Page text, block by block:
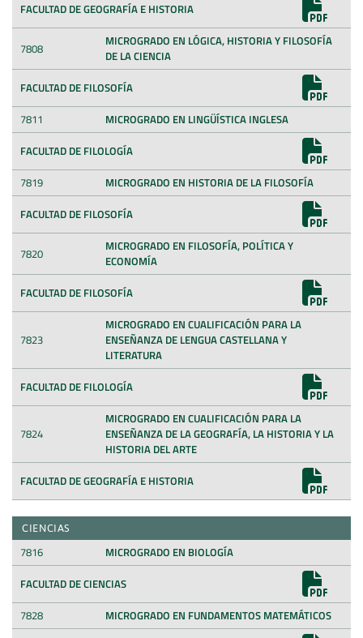
FACULTAD DE GEOGRAFÍA E HISTORIA
7808
MICROGRADO EN LÓGICA, HISTORIA Y FILOSOFÍA
DE LA CIENCIA
FACULTAD DE FILOSOFÍA
7811
MICROGRADO EN LINGÜÍSTICA INGLESA
FACULTAD DE FILOLOGÍA
7819
MICROGRADO EN HISTORIA DE LA FILOSOFÍA
FACULTAD DE FILOSOFÍA
7820
MICROGRADO EN FILOSOFÍA, POLÍTICA Y
ECONOMÍA
FACULTAD DE FILOSOFÍA
7823
MICROGRADO EN CUALIFICACIÓN PARA LA
ENSEÑANZA DE LENGUA CASTELLANA Y
LITERATURA
FACULTAD DE FILOLOGÍA
7824
MICROGRADO EN CUALIFICACIÓN PARA LA
ENSEÑANZA DE LA GEOGRAFÍA, LA HISTORIA Y LA
HISTORIA DEL ARTE
FACULTAD DE GEOGRAFÍA E HISTORIA
CIENCIAS
7816
MICROGRADO EN BIOLOGÍA
FACULTAD DE CIENCIAS
7828
MICROGRADO EN FUNDAMENTOS MATEMÁTICOS